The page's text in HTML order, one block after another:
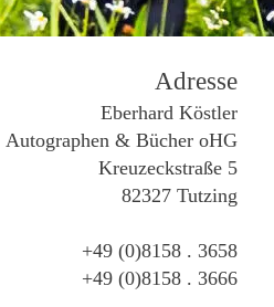
Adresse
Eberhard Köstler
Autographen & Bücher oHG
Kreuzeckstraße 5
82327 Tutzing
+49 (0)8158 . 3658
+49 (0)8158 . 3666